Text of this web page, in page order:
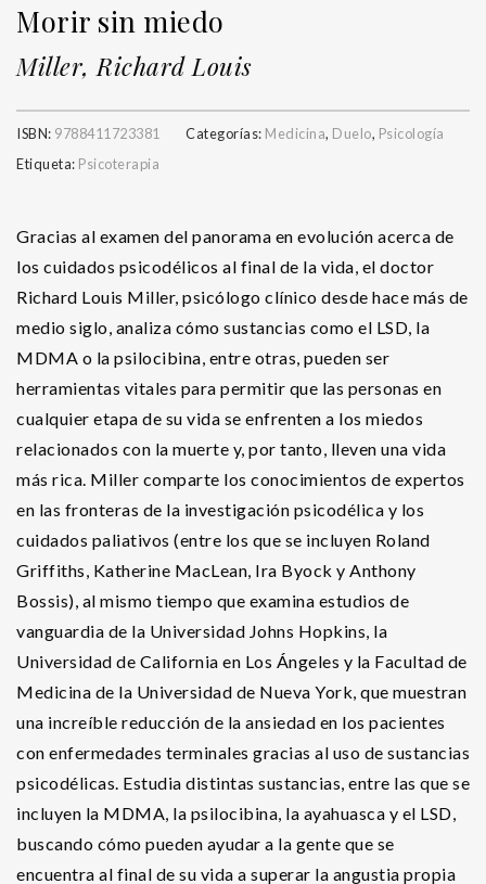
Morir sin miedo
Miller, Richard Louis
ISBN: 9788411723381 Categorías: Medicina, Duelo, Psicología
Etiqueta: Psicoterapia
Gracias al examen del panorama en evolución acerca de
los cuidados psicodélicos al final de la vida, el doctor
Richard Louis Miller, psicólogo clínico desde hace más de
medio siglo, analiza cómo sustancias como el LSD, la
MDMA o la psilocibina, entre otras, pueden ser
herramientas vitales para permitir que las personas en
cualquier etapa de su vida se enfrenten a los miedos
relacionados con la muerte y, por tanto, lleven una vida
más rica. Miller comparte los conocimientos de expertos
en las fronteras de la investigación psicodélica y los
cuidados paliativos (entre los que se incluyen Roland
Griffiths, Katherine MacLean, Ira Byock y Anthony
Bossis), al mismo tiempo que examina estudios de
vanguardia de la Universidad Johns Hopkins, la
Universidad de California en Los Ángeles y la Facultad de
Medicina de la Universidad de Nueva York, que muestran
una increíble reducción de la ansiedad en los pacientes
con enfermedades terminales gracias al uso de sustancias
psicodélicas. Estudia distintas sustancias, entre las que se
incluyen la MDMA, la psilocibina, la ayahuasca y el LSD,
buscando cómo pueden ayudar a la gente que se
encuentra al final de su vida a superar la angustia propia